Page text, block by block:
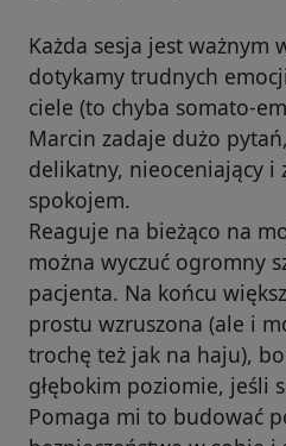
Każda sesja jest ważnym
dotykamy trudnych
ciele (to chyba somato-
Marcin zadaje dużo
delikatny, nieoceniający i
spokojem.
Reaguje na bieżąco na
można wyczuć ogromny
pacjenta. Na końcu
prostu wzruszona (ale i
trochę też jak na haju),
głębokim poziomie, jeśli
Pomaga mi to budować